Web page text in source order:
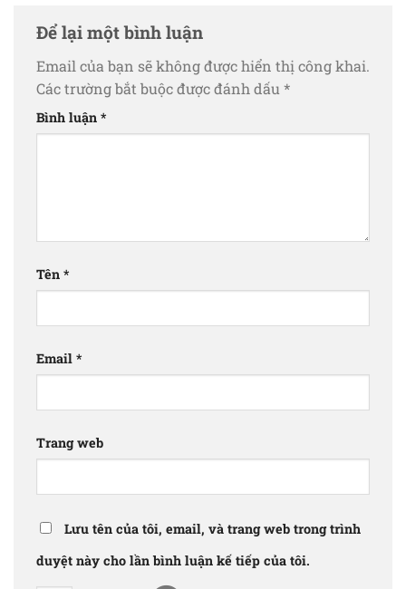
Để lại một bình luận
Email của bạn sẽ không được hiển thị công khai.
Các trường bắt buộc được đánh dấu*
Bình luận *
Tên *
Email *
Trang web
Lưu tên của tôi, email, và trang web trong trình
duyệt này cho lần bình luận kế tiếp của tôi.